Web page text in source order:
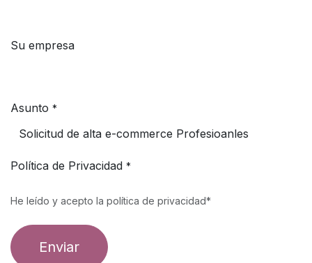
Su empresa
Asunto *
Política de Privacidad *
He leído y acepto la política de privacidad*
Enviar